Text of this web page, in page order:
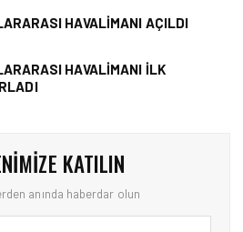
HAVALIMANI AÇILDI
HAVALIMANI İLK
KATILIN
anında haberdar olun